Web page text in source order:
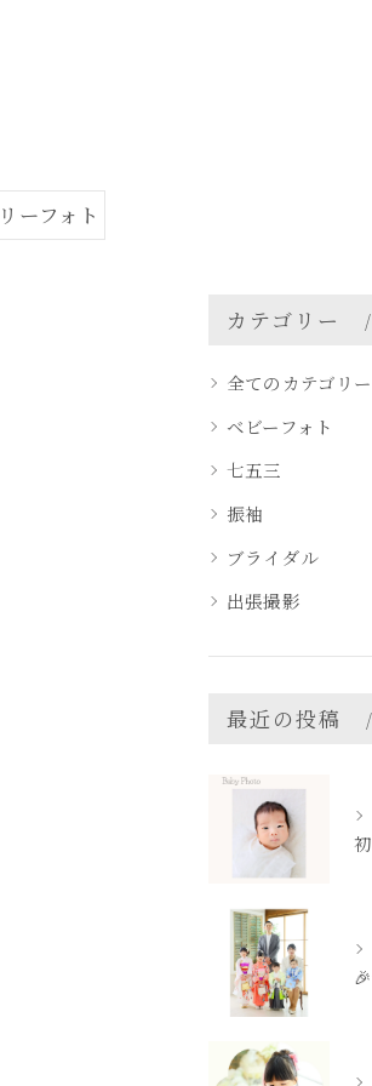
ーフォト
カテゴリー
全てのカテゴリー
ベビーフォト
七五三
振袖
ブライダル
出張撮影
最近の投稿